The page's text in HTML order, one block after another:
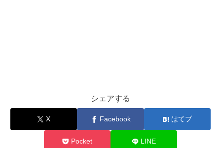
シェアする
X Facebook はてブ
Pocket LINE